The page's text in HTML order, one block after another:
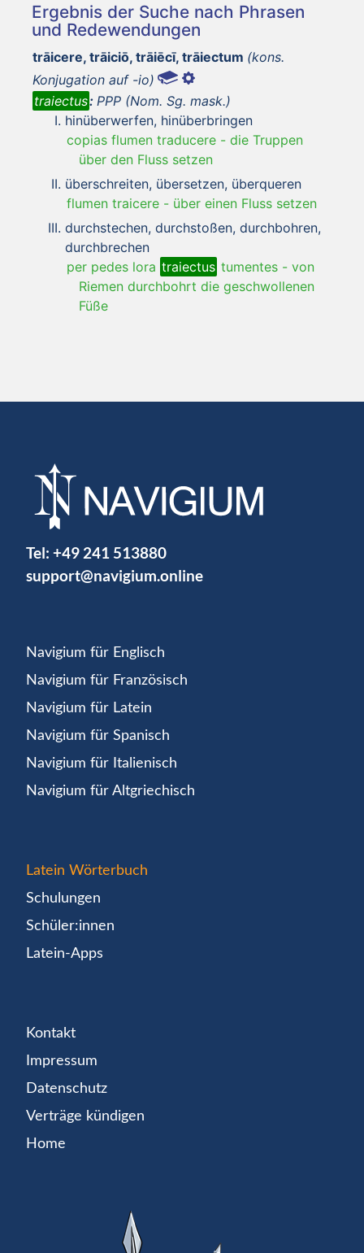
Ergebnis der Suche nach Phrasen
und Redewendungen
trāicere, trāiciō, trāiēcī, trāiectum (kons.
Konjugation auf -io)
traiectus: PPP (Nom. Sg. mask.)
hinüberwerfen, hinüberbringen
copias flumen traducere - die Truppen
über den Fluss setzen
überschreiten, übersetzen, überqueren
flumen traicere - über einen Fluss setzen
durchstechen, durchstoßen, durchbohren,
durchbrechen
per pedes lora traiectus tumentes - von
Riemen durchbohrt die geschwollenen
Füße
Tel: +49 241 513880
support@navigium.online
Navigium für Englisch
Navigium für Französisch
Navigium für Latein
Navigium für Spanisch
Navigium für Italienisch
Navigium für Altgriechisch
Latein Wörterbuch
Schulungen
Schüler:innen
Latein-Apps
Kontakt
Impressum
Datenschutz
Verträge kündigen
Home